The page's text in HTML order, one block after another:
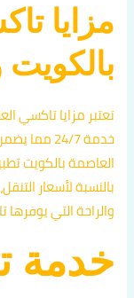
مزايا
بالكويت
تعتبر مزايا تاكسي
خدمة 24/
العاصمة بالكويت
بالنسبة لأسعار
والراحة التي
خدمة